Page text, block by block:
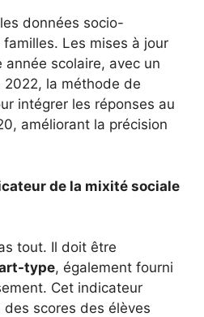
les données socio-
Les mises à jour
scolaire, avec un
2022, la méthode de
intégrer les réponses au
améliorant la précision
de la mixité sociale
tout. Il doit être
type, également fourni
Cet indicateur
scores des élèves